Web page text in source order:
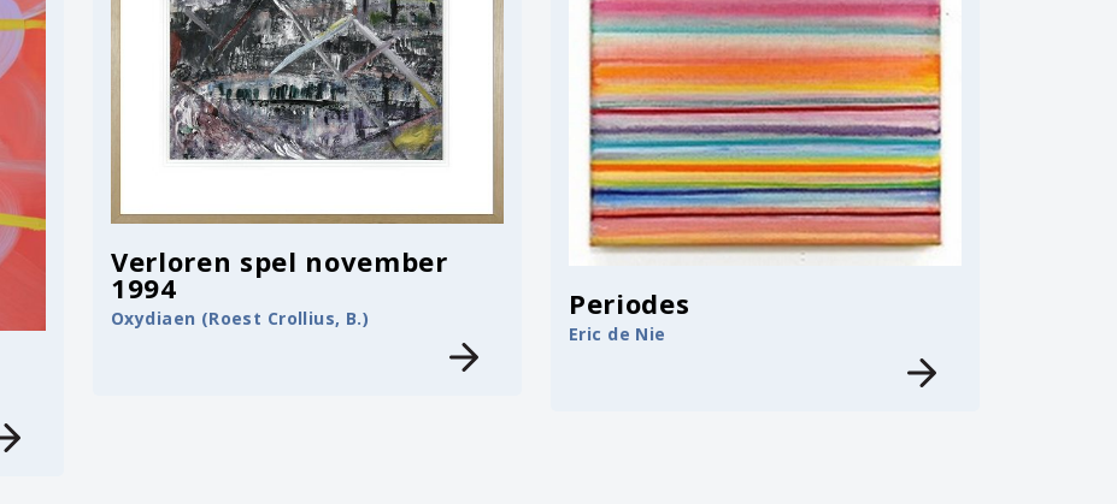
Verloren spel november
1994
Oxydiaen (Roest Crollius, B.) Periodes
Eric de Nie